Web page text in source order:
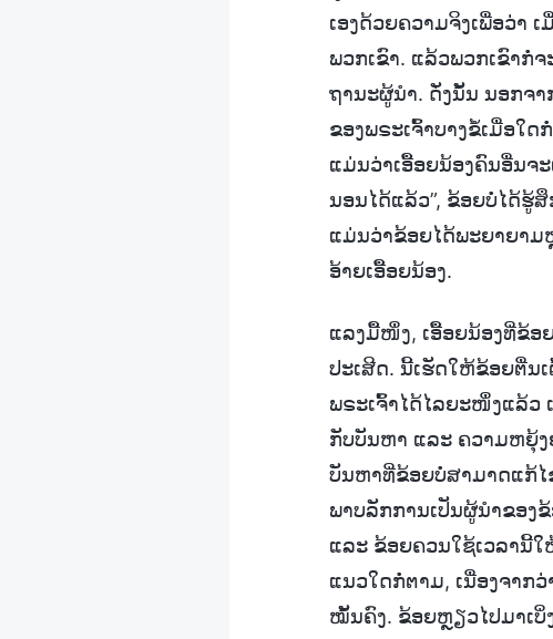
ເອງດ້ວຍຄວາມຈິງເພື່ອວ່າ
ພວກເຂົາ. ແລ້ວພວກເຂົາກໍ່
ຖານະຜູ້ນຳ. ດັ່ງນັ້ນ ນອກຈ
ຂອງພຣະເຈົ້າບາງຂໍ້ເມື່ອໃ
ແມ່ນວ່າເອື້ອຍນ້ອງຄົນອື່ນຈ
ນອນໄດ້ແລ້ວ”, ຂ້ອຍບໍ່ໄດ້ຮູ້
ແມ່ນວ່າຂ້ອຍໄດ້ພະຍາຍາ
ອ້າຍເອື້ອຍນ້ອງ.
ແລງມື້ໜຶ່ງ, ເອື້ອຍນ້ອງທີ່ຂ້ອ
ປະເສີດ. ນີ້ເຮັດໃຫ້ຂ້ອຍຕື່ນ
ພຣະເຈົ້າໄດ້ໄລຍະໜຶ່ງແລ້ວ
ກັບບັນຫາ ແລະ ຄວາມຫຍຸ້ງ
ບັນຫາທີ່ຂ້ອຍບໍ່ສາມາດແກ້ໄ
ພາບລັກການເປັນຜູ້ນຳຂອງ
ແລະ ຂ້ອຍຄວນໃຊ້ເວລານີ້ໃ
ແນວໃດກໍ່ຕາມ, ເນື່ອງຈາກ
ໝັ້ນຄົງ. ຂ້ອຍຫຼຽວໄປມາເບິ່